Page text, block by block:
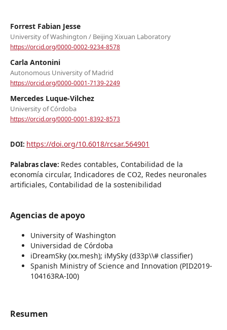
Forrest Fabian Jesse
University of Washington / Beijing Xixuan Laboratory
https://orcid.org/0000-0002-9234-8578
Carla Antonini
Autonomous University of Madrid
https://orcid.org/0000-0001-7139-2249
Mercedes Luque-Vilchez
University of Córdoba
https://orcid.org/0000-0001-8392-8573
DOI: https://doi.org/10.6018/rcsar.564901
Palabras clave: Redes contables, Contabilidad de la
economía circular, Indicadores de CO2, Redes neuronales
artificiales, Contabilidad de la sostenibilidad
Agencias de apoyo
University of Washington
Universidad de Córdoba
iDreamSky (xx.mesh); iMySky (d33p\\# classifier)
Spanish Ministry of Science and Innovation (PID2019-
104163RA-I00)
Resumen